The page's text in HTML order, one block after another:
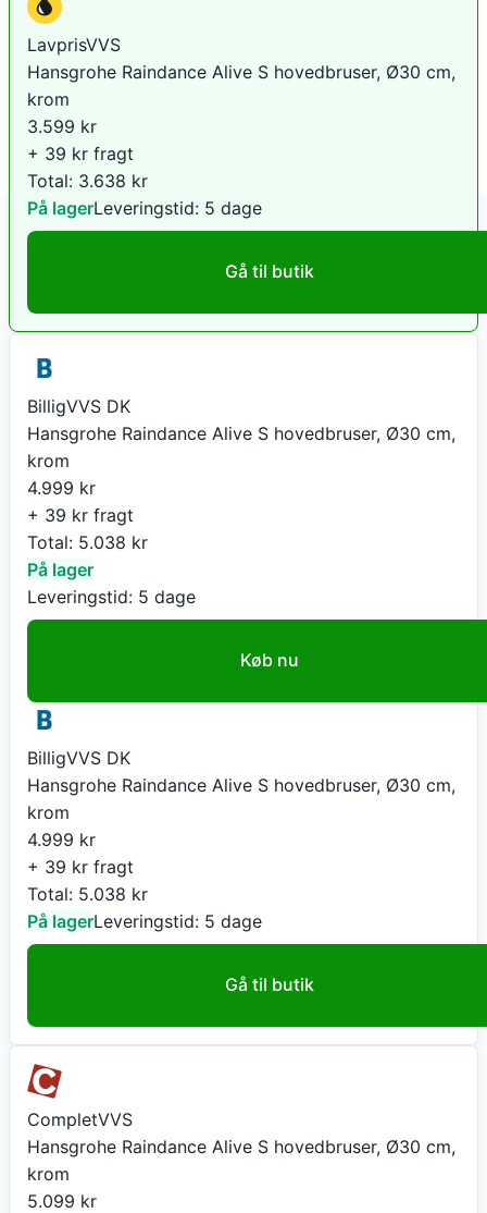
LavprisVVS
Hansgrohe Raindance Alive S hovedbruser, Ø30 cm,
krom
3.599 kr
+ 39 kr fragt
Total: 3.638 kr
På lagerLeveringstid: 5 dage
Gå til butik
BilligVVS DK
Hansgrohe Raindance Alive S hovedbruser, Ø30 cm,
krom
4.999 kr
+ 39 kr fragt
Total: 5.038 kr
På lager
Leveringstid: 5 dage
Køb nu
BilligVVS DK
Hansgrohe Raindance Alive S hovedbruser, Ø30 cm,
krom
4.999 kr
+ 39 kr fragt
Total: 5.038 kr
På lagerLeveringstid: 5 dage
Gå til butik
CompletVVS
Hansgrohe Raindance Alive S hovedbruser, Ø30 cm,
krom
5.099 kr